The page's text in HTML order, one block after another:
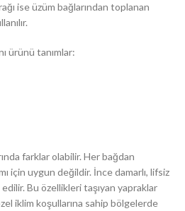
ise üzüm bağlarından toplanan
ürünü tanımlar:
farklar olabilir. Her bağdan
için uygun değildir. İnce damarlı, lifsiz
Bu özellikleri taşıyan yapraklar
iklim koşullarına sahip bölgelerde